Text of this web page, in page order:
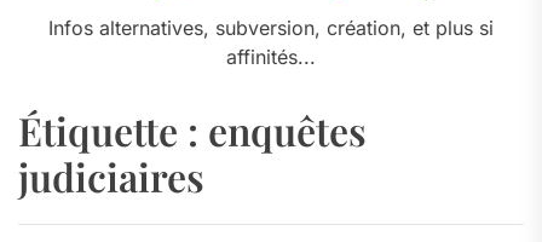
Infos alternatives, subversion, création, et plus si
affinités...
Étiquette : enquêtes
judiciaires